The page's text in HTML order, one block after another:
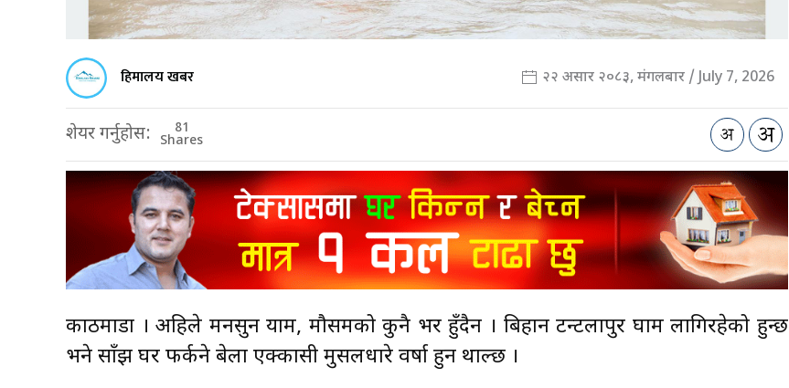
हिमालय खबर २२ असार २०८३, मंगलबार / July 7, 2026
शेयर गर्नुहोस: 81
Shares
काठमाडौँ । अहिले मनसुन याम, मौसमको कुनै भर हुँदैन । बिहान टन्टलापुर घाम लागिरहेको हुन्छ
भने साँझ घर फर्कने बेला एक्कासी मुसलधारे वर्षा हुन थाल्छ ।